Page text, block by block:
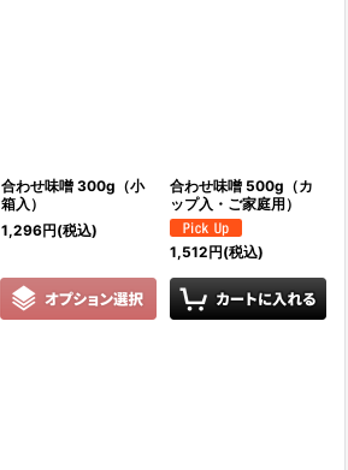
合わせ味噌 300g（小
箱入）
1,296円(税込)
合わせ味噌 500g（カ
ップ入・ご家庭用）
1,512円(税込)